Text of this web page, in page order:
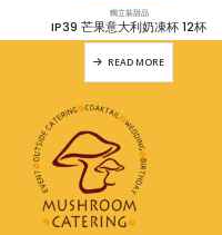
獨立裝甜品
IP39 芒果意大利奶凍杯 12杯
READ MORE